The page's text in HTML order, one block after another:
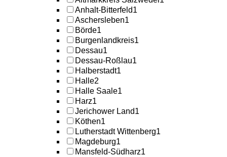
Anhalt-Bitterfeld1
Aschersleben1
Börde1
Burgenlandkreis1
Dessau1
Dessau-Roßlau1
Halberstadt1
Halle2
Halle Saale1
Harz1
Jerichower Land1
Köthen1
Lutherstadt Wittenberg1
Magdeburg1
Mansfeld-Südharz1